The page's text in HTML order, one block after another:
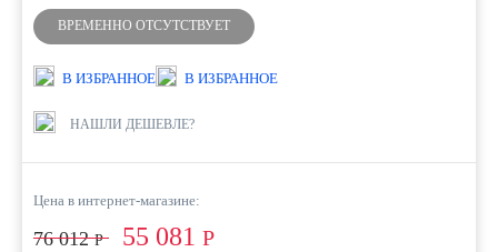
ВРЕМЕННО ОТСУТСТВУЕТ
В ИЗБРАННОЕ В ИЗБРАННОЕ
НАШЛИ ДЕШЕВЛЕ?
Цена в интернет-магазине:
76 012Р 55 081 Р